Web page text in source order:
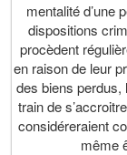
mentalité d’une
dispositions
procèdent
en raison de leur
des biens
train de
considéreraient
même